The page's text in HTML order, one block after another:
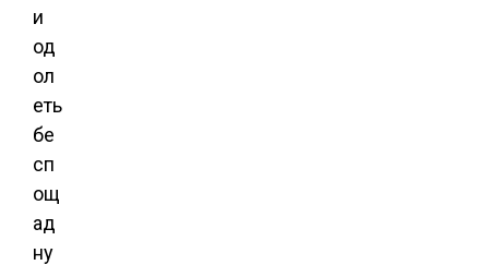
и
од
ол
еть
бе
сп
ощ
ад
ну